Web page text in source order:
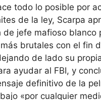
todo lo posible por
de la ley, Scarpa
de jefe mafioso blanco
brutales con el fin
de lado su
ayudar al FBI, y
definitivo de la
«por cualquier